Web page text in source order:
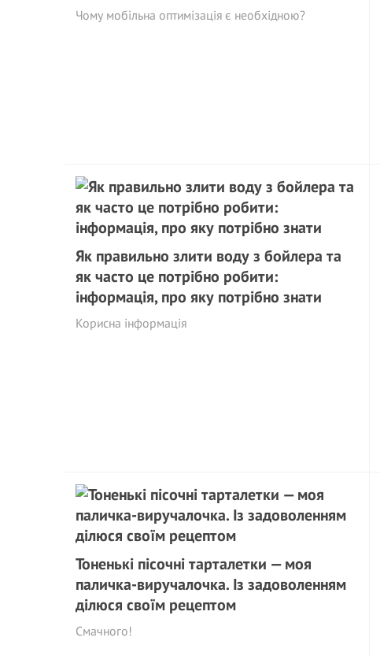
Чому мобільна оптимізація є необхідною?
Як правильно злити воду з бойлера та
як часто це потрібно робити:
інформація, про яку потрібно знати
Корисна інформація
Тоненькі пісочні тарталетки — моя
паличка-виручалочка. Із задоволенням
ділюся своїм рецептом
Смачного!